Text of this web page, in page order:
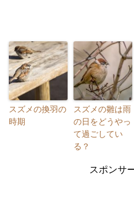
スズメの換羽の
時期
スズメの雛は雨
の日をどうやっ
て過ごしてい
る？
スポンサ